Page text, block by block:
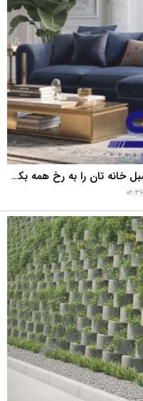
راهنمای کامل خرید پارچه مبلی؛ چطور مبل خانه تان را به رخ همه بکشید؟